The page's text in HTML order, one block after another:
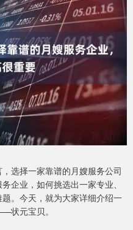
选择一家靠谱的月嫂服务公司
企业，如何挑选出一家专业、
。今天，就为大家详细介绍一
状元宝贝。